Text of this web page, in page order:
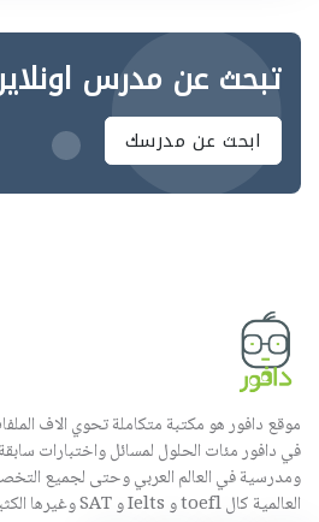
تبحث عن مدرس
ابحث عن مدرسك
موقع دافور هو مكتبة متكاملة تحوي الاف
في دافور مئات الحلول لمسائل واختبارات
ومدرسية في العالم العربي وحتى لجميع
العالمية كال toefl و Ielts و SAT وغيرها الكثير.